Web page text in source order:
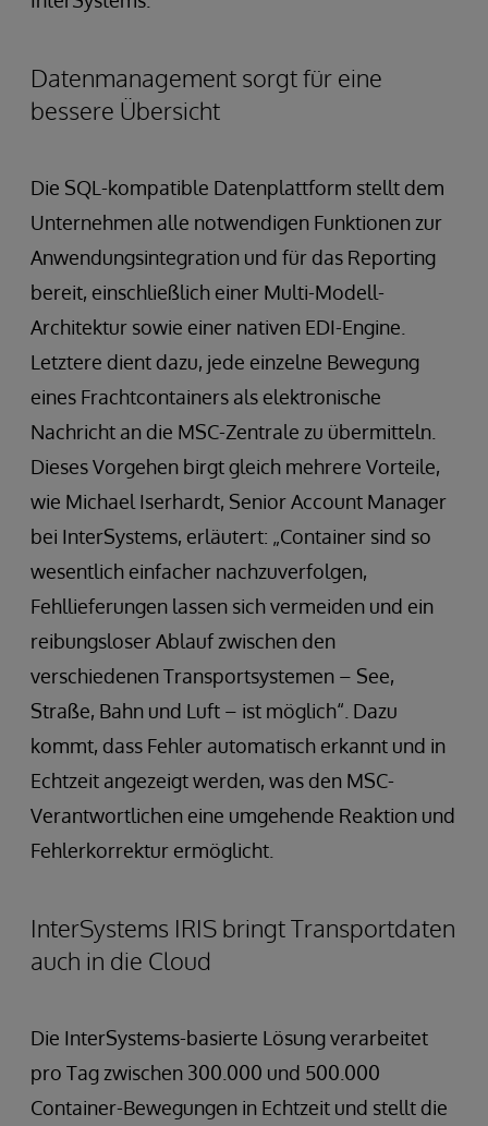
Datenmanagement sorgt für eine
bessere Übersicht
Die SQL-kompatible Datenplattform stellt dem
Unternehmen alle notwendigen Funktionen zur
Anwendungsintegration und für das Reporting
bereit, einschließlich einer Multi-Modell-
Architektur sowie einer nativen EDI-Engine.
Letztere dient dazu, jede einzelne Bewegung
eines Frachtcontainers als elektronische
Nachricht an die MSC-Zentrale zu übermitteln.
Dieses Vorgehen birgt gleich mehrere Vorteile,
wie Michael Iserhardt, Senior Account Manager
bei InterSystems, erläutert: „Container sind so
wesentlich einfacher nachzuverfolgen,
Fehllieferungen lassen sich vermeiden und ein
reibungsloser Ablauf zwischen den
verschiedenen Transportsystemen – See,
Straße, Bahn und Luft – ist möglich“. Dazu
kommt, dass Fehler automatisch erkannt und in
Echtzeit angezeigt werden, was den MSC-
Verantwortlichen eine umgehende Reaktion und
Fehlerkorrektur ermöglicht.
InterSystems IRIS bringt Transportdaten
auch in die Cloud
Die InterSystems-basierte Lösung verarbeitet
pro Tag zwischen 300.000 und 500.000
Container-Bewegungen in Echtzeit und stellt die